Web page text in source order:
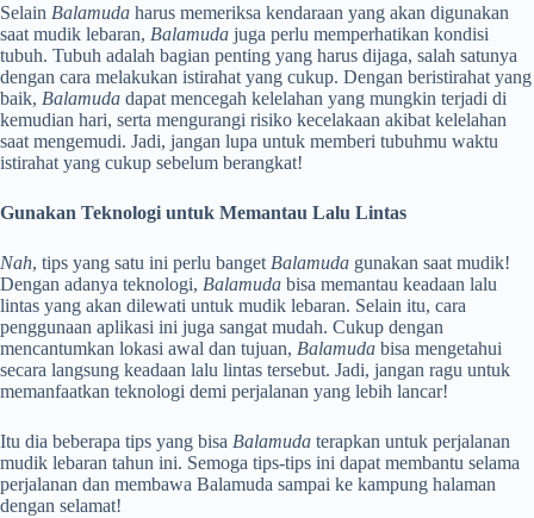
Selain Balamuda harus memeriksa kendaraan yang akan digunakan
saat mudik lebaran, Balamuda juga perlu memperhatikan kondisi
tubuh. Tubuh adalah bagian penting yang harus dijaga, salah satunya
dengan cara melakukan istirahat yang cukup. Dengan beristirahat yang
baik, Balamuda dapat mencegah kelelahan yang mungkin terjadi di
kemudian hari, serta mengurangi risiko kecelakaan akibat kelelahan
saat mengemudi. Jadi, jangan lupa untuk memberi tubuhmu waktu
istirahat yang cukup sebelum berangkat!
Gunakan Teknologi untuk Memantau Lalu Lintas
Nah, tips yang satu ini perlu banget Balamuda gunakan saat mudik!
Dengan adanya teknologi, Balamuda bisa memantau keadaan lalu
lintas yang akan dilewati untuk mudik lebaran. Selain itu, cara
penggunaan aplikasi ini juga sangat mudah. Cukup dengan
mencantumkan lokasi awal dan tujuan, Balamuda bisa mengetahui
secara langsung keadaan lalu lintas tersebut. Jadi, jangan ragu untuk
memanfaatkan teknologi demi perjalanan yang lebih lancar!
Itu dia beberapa tips yang bisa Balamuda terapkan untuk perjalanan
mudik lebaran tahun ini. Semoga tips-tips ini dapat membantu selama
perjalanan dan membawa Balamuda sampai ke kampung halaman
dengan selamat!